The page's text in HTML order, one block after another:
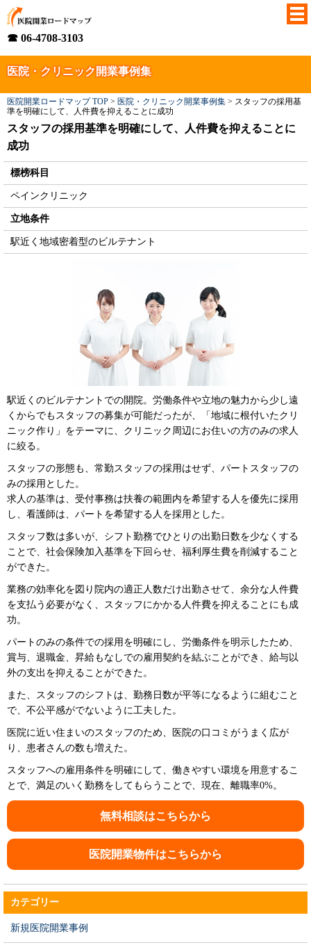
☎ 06-4708-3103
医院・クリニック開業事例集
医院開業ロードマップ TOP > 医院・クリニック開業事例集 > スタッフの採用基
準を明確にして、人件費を抑えることに成功
スタッフの採用基準を明確にして、人件費を抑えることに
成功
標榜科目
ペインクリニック
立地条件
駅近く地域密着型のビルテナント
駅近くのビルテナントでの開院。労働条件や立地の魅力から少し遠
くからでもスタッフの募集が可能だったが、「地域に根付いたクリ
ニック作り」をテーマに、クリニック周辺にお住いの方のみの求人
に絞る。
スタッフの形態も、常勤スタッフの採用はせず、パートスタッフの
みの採用とした。
求人の基準は、受付事務は扶養の範囲内を希望する人を優先に採用
し、看護師は、パートを希望する人を採用とした。
スタッフ数は多いが、シフト勤務でひとりの出勤日数を少なくする
ことで、社会保険加入基準を下回らせ、福利厚生費を削減すること
ができた。
業務の効率化を図り院内の適正人数だけ出勤させて、余分な人件費
を支払う必要がなく、スタッフにかかる人件費を抑えることにも成
功。
パートのみの条件での採用を明確にし、労働条件を明示したため、
賞与、退職金、昇給もなしでの雇用契約を結ぶことができ、給与以
外の支出を抑えることができた。
また、スタッフのシフトは、勤務日数が平等になるように組むこと
で、不公平感がでないように工夫した。
医院に近い住まいのスタッフのため、医院の口コミがうまく広が
り、患者さんの数も増えた。
スタッフへの雇用条件を明確にして、働きやすい環境を用意するこ
とで、満足のいく勤務をしてもらうことで、現在、離職率0%。
無料相談はこちらから
医院開業物件はこちらから
カテゴリー
新規医院開業事例